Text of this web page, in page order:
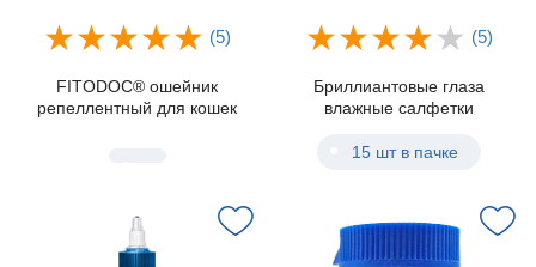
(5)
FITODOC® ошейник
репеллентный для кошек
(5)
Бриллиантовые глаза
влажные салфетки
15 шт в пачке